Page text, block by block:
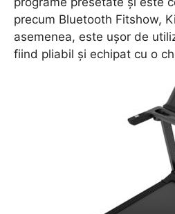
precum Bluetooth Fitshow,
asemenea, este ușor de
fiind pliabil și echipat cu o